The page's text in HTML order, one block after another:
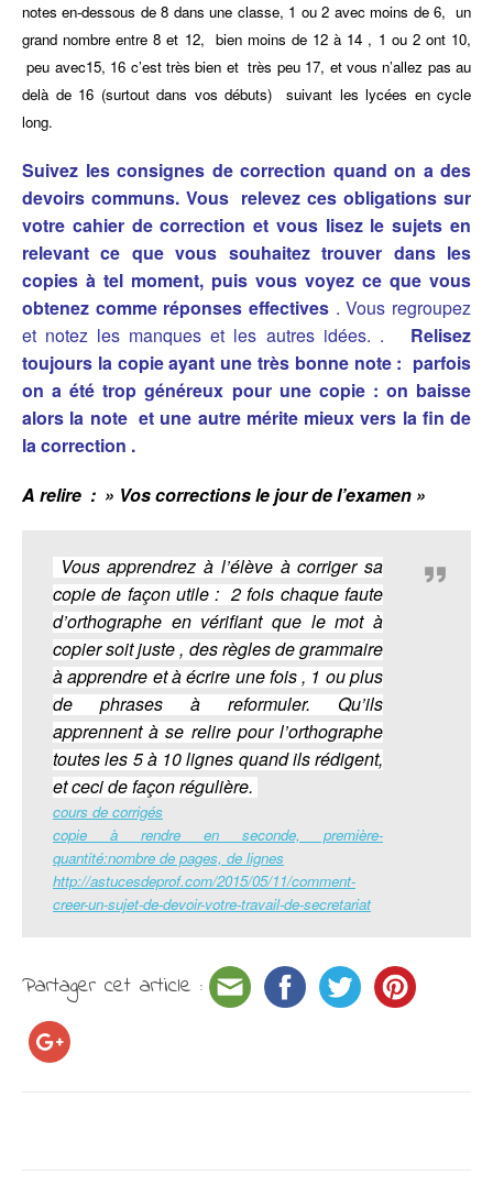
notes en-dessous de 8 dans une classe, 1 ou 2 avec moins de 6, un
grand nombre entre 8 et 12, bien moins de 12 à 14 , 1 ou 2 ont 10,
peu avec15, 16 c’est très bien et très peu 17, et vous n’allez pas au
delà de 16 (surtout dans vos débuts) suivant les lycées en cycle
long.
Suivez les consignes de correction quand on a des
devoirs communs. Vous relevez ces obligations sur
votre cahier de correction et vous lisez le sujets en
relevant ce que vous souhaitez trouver dans les
copies à tel moment, puis vous voyez ce que vous
obtenez comme réponses effectives . Vous regroupez
et notez les manques et les autres idées. . Relisez
toujours la copie ayant une très bonne note : parfois
on a été trop généreux pour une copie : on baisse
alors la note et une autre mérite mieux vers la fin de
la correction .
A relire : » Vos corrections le jour de l’examen »
Vous apprendrez à l’élève à corriger sa
copie de façon utile : 2 fois chaque faute
d’orthographe en vérifiant que le mot à
copier soit juste , des règles de grammaire
à apprendre et à écrire une fois , 1 ou plus
de phrases à reformuler. Qu’ils
apprennent à se relire pour l’orthographe
toutes les 5 à 10 lignes quand ils rédigent,
et ceci de façon régulière.
cours de corrigés
copie à rendre en seconde, première-
quantité:nombre de pages, de lignes
http://astucesdeprof.com/2015/05/11/comment-
creer-un-sujet-de-devoir-votre-travail-de-secretariat
Partager cet article :